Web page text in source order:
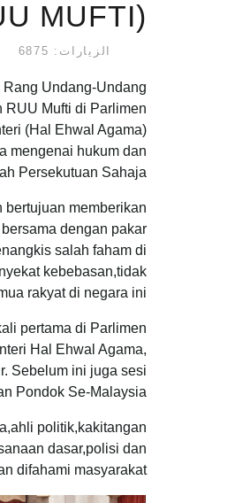
MUFTI)
الزيارات: 6875
Undang-Undang
RUU Mufti di Parlimen
(Hal Ehwal Agama)
mengenai hukum dan
Persekutuan Sahaja.
memberikan
dengan pakar
salah faham di
kebebasan,tidak
rakyat di negara ini.
pertama di Parlimen
Hal Ehwal Agama,
Sebelum ini juga sesi
Pondok Se-Malaysia.
politik,kakitangan
dasar,polisi dan
difahami masyarakat.